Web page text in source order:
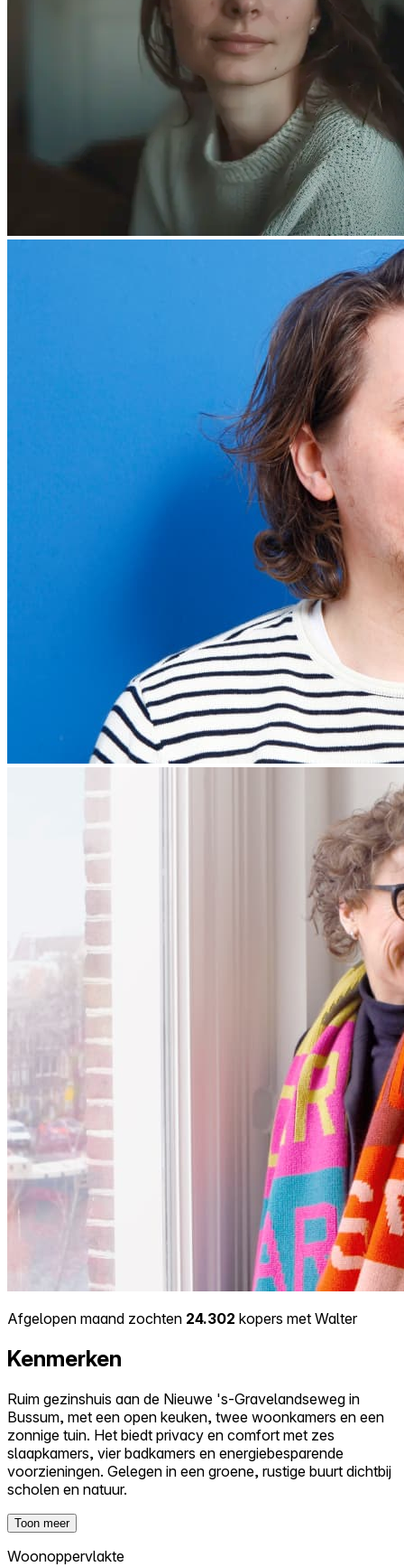
Afgelopen maand zochten 24.302 kopers met Walter
Kenmerken
Ruim gezinshuis aan de Nieuwe 's-Gravelandseweg in
Bussum, met een open keuken, twee woonkamers en een
zonnige tuin. Het biedt privacy en comfort met zes
slaapkamers, vier badkamers en energiebesparende
voorzieningen. Gelegen in een groene, rustige buurt dichtbij
scholen en natuur.
Toon meer
Woonoppervlakte